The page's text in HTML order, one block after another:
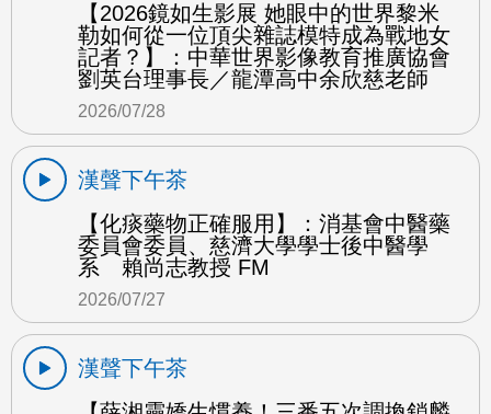
【2026鏡如生影展 她眼中的世界黎米
勒如何從一位頂尖雜誌模特成為戰地女
記者？】：中華世界影像教育推廣協會
劉英台理事長／龍潭高中余欣慈老師
2026/07/28
漢聲下午茶
【化痰藥物正確服用】：消基會中醫藥
委員會委員、慈濟大學學士後中醫學
系 賴尚志教授 FM
2026/07/27
漢聲下午茶